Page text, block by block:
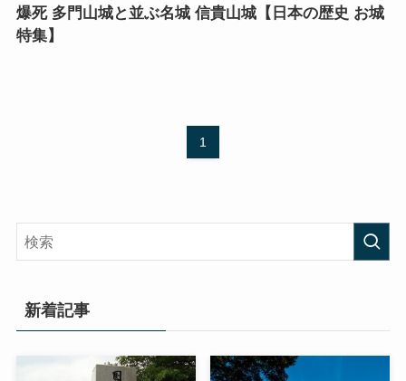
爆死 多門山城と並ぶ名城 信貴山城【日本の歴史 お城
特集】
1
新着記事